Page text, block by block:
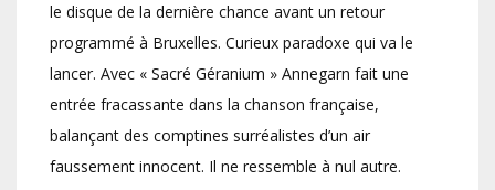
le disque de la dernière chance avant un retour
programmé à Bruxelles. Curieux paradoxe qui va le
lancer. Avec « Sacré Géranium » Annegarn fait une
entrée fracassante dans la chanson française,
balançant des comptines surréalistes d’un air
faussement innocent. Il ne ressemble à nul autre.